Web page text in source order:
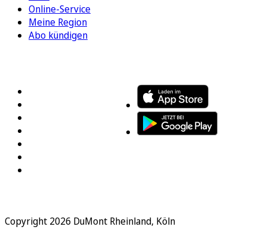
Online-Service
Meine Region
Abo kündigen
Copyright 2026 DuMont Rheinland, Köln